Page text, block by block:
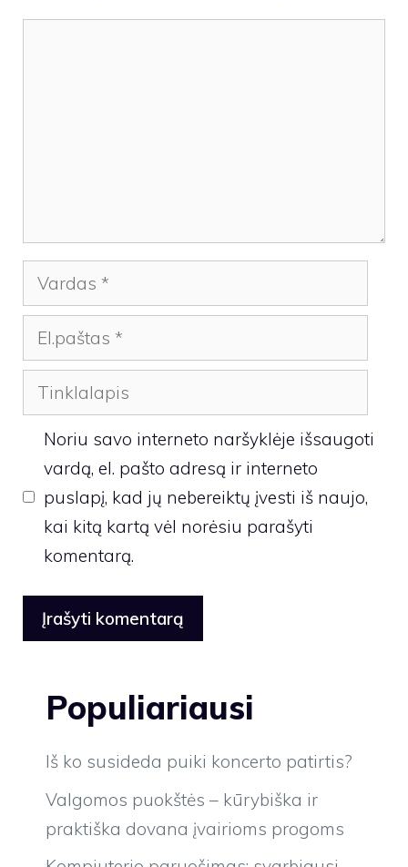
Vardas
El.paštas
Tinklalapis
Noriu savo interneto naršyklėje išsaugoti
vardą, el. pašto adresą ir interneto
puslapį, kad jų nebereiktų įvesti iš naujo,
kai kitą kartą vėl norėsiu parašyti
komentarą.
Populiariausi
Iš ko susideda puiki koncerto patirtis?
Valgomos puokštės – kūrybiška ir
praktiška dovana įvairioms progoms